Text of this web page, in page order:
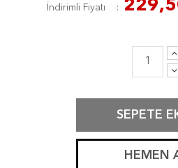
İndirimli Fiyatı
SEPETE
HEMEN